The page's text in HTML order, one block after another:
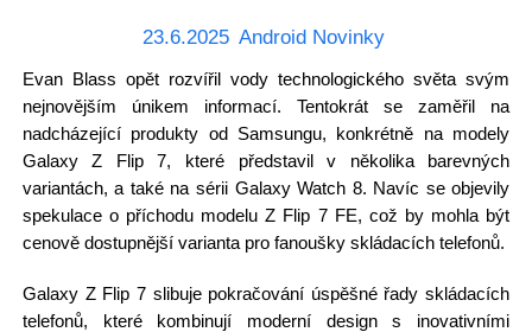
23.6.2025 Android Novinky
Evan Blass opět rozvířil vody technologického světa svým
nejnovějším únikem informací. Tentokrát se zaměřil na
nadcházející produkty od Samsungu, konkrétně na modely
Galaxy Z Flip 7, které představil v několika barevných
variantách, a také na sérii Galaxy Watch 8. Navíc se objevily
spekulace o příchodu modelu Z Flip 7 FE, což by mohla být
cenově dostupnější varianta pro fanoušky skládacích telefonů.
Galaxy Z Flip 7 slibuje pokračování úspěšné řady skládacích
telefonů, které kombinují moderní design s inovativními